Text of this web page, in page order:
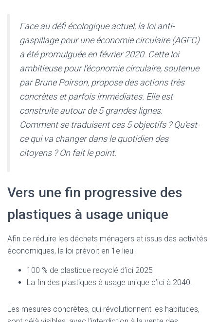
Face au défi écologique actuel, la loi anti-
gaspillage pour une économie circulaire (AGEC)
a été promulguée en février 2020. Cette loi
ambitieuse pour l’économie circulaire, soutenue
par Brune Poirson, propose des actions très
concrètes et parfois immédiates. Elle est
construite autour de 5 grandes lignes.
Comment se traduisent ces 5 objectifs ? Qu’est-
ce qui va changer dans le quotidien des
citoyens ? On fait le point.
Vers une fin progressive des
plastiques à usage unique
Afin de réduire les déchets ménagers et issus des activités
économiques, la loi prévoit en 1e lieu :
100 % de plastique recyclé d’ici 2025
La fin des plastiques à usage unique d’ici à 2040.
Les mesures concrètes, qui révolutionnent les habitudes,